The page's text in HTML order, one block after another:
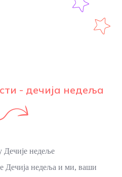
- дечија недеља
Дечије недеље
Дечија недеља и ми, ваши